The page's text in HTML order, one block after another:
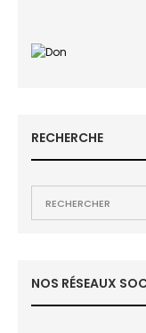
RECHERCHE
NOS RÉSEAUX